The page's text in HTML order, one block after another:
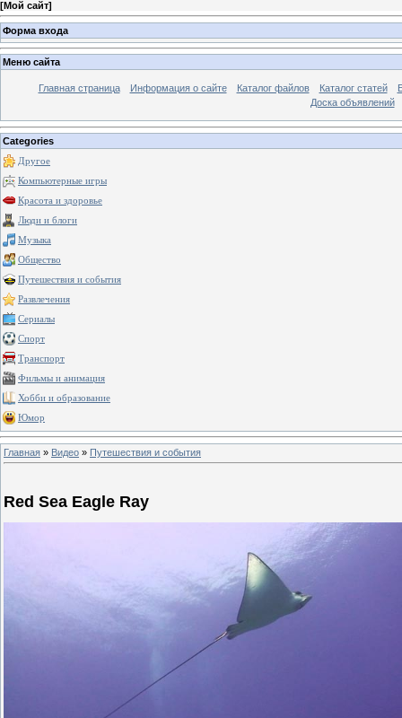
[Мой сайт]
Форма входа
Меню сайта
Главная страница Информация о сайте Каталог файлов Каталог статей
Доска объявлений
Categories
Другое
Компьютерные игры
Красота и здоровье
Люди и блоги
Музыка
Общество
Путешествия и события
Развлечения
Сериалы
Спорт
Транспорт
Фильмы и анимация
Хобби и образование
Юмор
Главная » Видео » Путешествия и события
Red Sea Eagle Ray